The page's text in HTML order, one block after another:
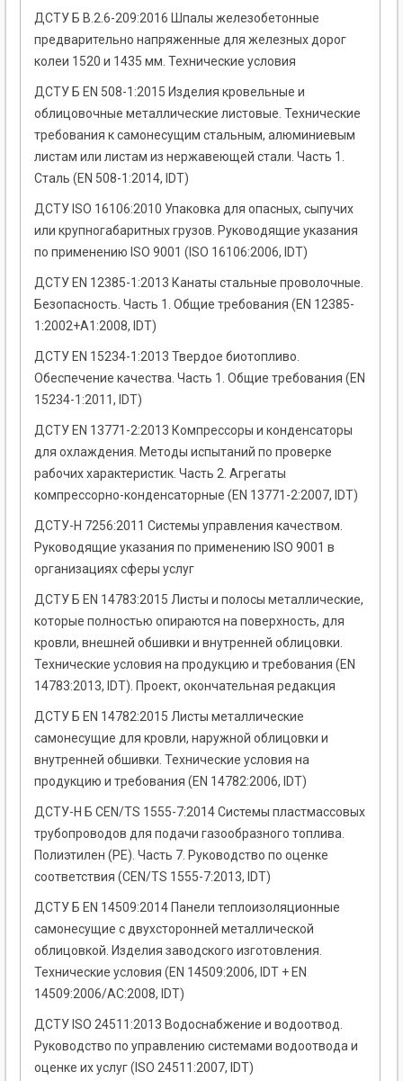
ДСТУ Б В.2.6-209:2016 Шпалы железобетонные
предварительно напряженные для железных дорог
колеи 1520 и 1435 мм. Технические условия
ДСТУ Б EN 508-1:2015 Изделия кровельные и
облицовочные металлические листовые. Технические
требования к самонесущим стальным, алюминиевым
листам или листам из нержавеющей стали. Часть 1.
Сталь (EN 508-1:2014, IDT)
ДСТУ ISO 16106:2010 Упаковка для опасных, сыпучих
или крупногабаритных грузов. Руководящие указания
по применению ISO 9001 (ISO 16106:2006, IDT)
ДСТУ EN 12385-1:2013 Канаты стальные проволочные.
Безопасность. Часть 1. Общие требования (EN 12385-
1:2002+А1:2008, IDT)
ДСТУ EN 15234-1:2013 Твердое биотопливо.
Обеспечение качества. Часть 1. Общие требования (EN
15234-1:2011, IDT)
ДСТУ EN 13771-2:2013 Компрессоры и конденсаторы
для охлаждения. Методы испытаний по проверке
рабочих характеристик. Часть 2. Агрегаты
компрессорно-конденсаторные (EN 13771-2:2007, IDТ)
ДСТУ-Н 7256:2011 Системы управления качеством.
Руководящие указания по применению ISO 9001 в
организациях сферы услуг
ДСТУ Б EN 14783:2015 Листы и полосы металлические,
которые полностью опираются на поверхность, для
кровли, внешней обшивки и внутренней облицовки.
Технические условия на продукцию и требования (EN
14783:2013, IDT). Проект, окончательная редакция
ДСТУ Б EN 14782:2015 Листы металлические
самонесущие для кровли, наружной облицовки и
внутренней обшивки. Технические условия на
продукцию и требования (EN 14782:2006, IDT)
ДСТУ-Н Б CEN/TS 1555-7:2014 Системы пластмассовых
трубопроводов для подачи газообразного топлива.
Полиэтилен (РЕ). Часть 7. Руководство по оценке
соответствия (CEN/TS 1555-7:2013, IDT)
ДСТУ Б EN 14509:2014 Панели теплоизоляционные
самонесущие с двухсторонней металлической
облицовкой. Изделия заводского изготовления.
Технические условия (EN 14509:2006, IDT + EN
14509:2006/АС:2008, IDT)
ДСТУ ISO 24511:2013 Водоснабжение и водоотвод.
Руководство по управлению системами водоотвода и
оценке их услуг (ISO 24511:2007, IDT)